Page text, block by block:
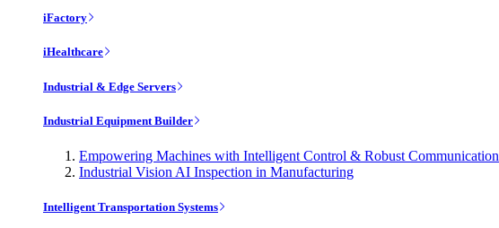
iFactory
iHealthcare
Industrial & Edge Servers
Industrial Equipment Builder
Empowering Machines with Intelligent Control & Robust Communication
Industrial Vision AI Inspection in Manufacturing
Intelligent Transportation Systems